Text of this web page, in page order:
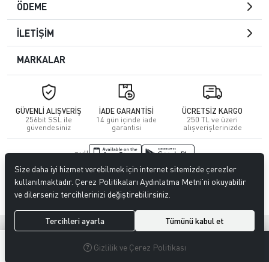
ÖDEME
İLETİŞİM
MARKALAR
GÜVENLİ ALIŞVERİŞ
256bit SSL ile
güvendesiniz
İADE GARANTİSİ
14 gün içinde iade
garantisi
ÜCRETSİZ KARGO
250 TL ve üzeri
alışverişlerinizde
null
© 2023CENGİZ DERİ. Tüm hakları saklıdır.
Hipotenüs ®Yeni Nesil E-Ticaret Sistemleri ile Hazırlanmıştır.
Size daha iyi hizmet verebilmek için internet sitemizde çerezler
kullanılmaktadır. Çerez Politikaları Aydınlatma Metni’ni okuyabilir
ve dilerseniz tercihlerinizi değiştirebilirsiniz.
Tercihleri ayarla Tümünü kabul et
Gizlilik ve Çerez Politikası